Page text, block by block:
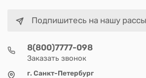
Подпишитесь на нашу
8(800)7777-098
Заказать звонок
г. Санкт-Петербург